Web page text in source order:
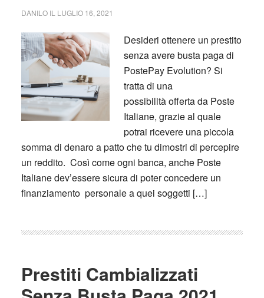
DANILOIL LUGLIO 16, 2021
Desideri‌ ‌ottenere‌ ‌un‌ ‌‌prestito‌
‌senza‌ ‌‌avere‌‌ ‌busta‌ ‌paga‌‌ ‌di‌
‌‌PostePay‌ ‌Evolution‌?‌ ‌Si‌
‌tratta‌ ‌di‌ ‌una‌
‌possibilità‌ ‌offerta‌ ‌da ‌Poste‌
‌Italiane,‌ ‌grazie‌ ‌al‌ ‌quale‌
‌potrai‌ ‌ricevere‌ ‌una‌ ‌piccola‌
‌somma‌ ‌di‌ ‌denaro‌ ‌a‌ ‌patto‌ ‌che‌ ‌tu‌ ‌dimostri‌ ‌di‌ ‌percepire‌
‌un‌ ‌‌reddito.‌ ‌ Così‌ ‌come‌ ‌ogni‌ ‌banca,‌ ‌anche‌ ‌Poste‌
‌Italiane‌ ‌dev’essere‌ ‌sicura‌ ‌di‌ ‌poter‌ ‌‌concedere‌ ‌un‌
‌finanziamento‌ ‌ personale‌‌ ‌a‌ ‌quei‌ ‌soggetti‌ […]
Prestiti Cambializzati